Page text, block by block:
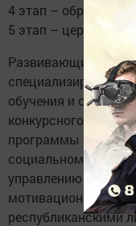
4 этап –
5 этап – церемония
Развивающий этап
обучения и
конкурсного этапа.
программы
социальному
управлению
мотивационные
республиканскими